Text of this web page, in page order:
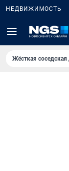
НЕДВИЖИМОСТЬ
Жёсткая соседская